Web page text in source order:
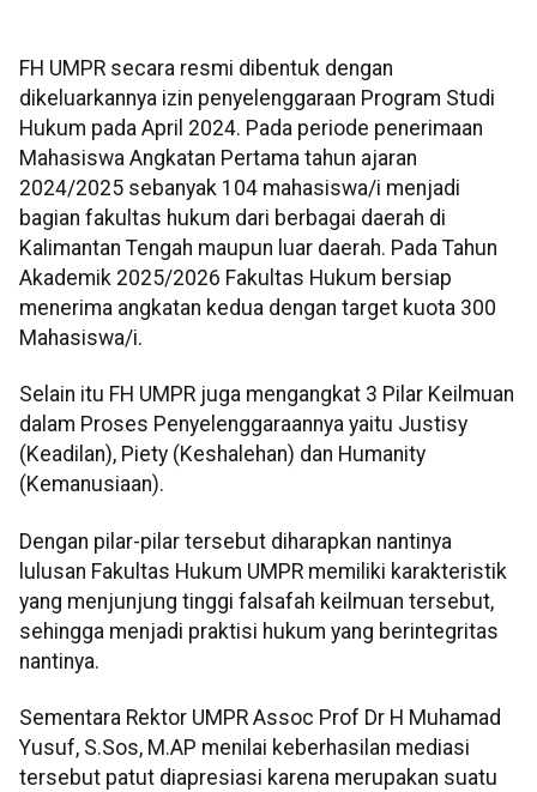
FH UMPR secara resmi dibentuk dengan
dikeluarkannya izin penyelenggaraan Program Studi
Hukum pada April 2024. Pada periode penerimaan
Mahasiswa Angkatan Pertama tahun ajaran
2024/2025 sebanyak 104 mahasiswa/i menjadi
bagian fakultas hukum dari berbagai daerah di
Kalimantan Tengah maupun luar daerah. Pada Tahun
Akademik 2025/2026 Fakultas Hukum bersiap
menerima angkatan kedua dengan target kuota 300
Mahasiswa/i.
Selain itu FH UMPR juga mengangkat 3 Pilar Keilmuan
dalam Proses Penyelenggaraannya yaitu Justisy
(Keadilan), Piety (Keshalehan) dan Humanity
(Kemanusiaan).
Dengan pilar-pilar tersebut diharapkan nantinya
lulusan Fakultas Hukum UMPR memiliki karakteristik
yang menjunjung tinggi falsafah keilmuan tersebut,
sehingga menjadi praktisi hukum yang berintegritas
nantinya.
Sementara Rektor UMPR Assoc Prof Dr H Muhamad
Yusuf, S.Sos, M.AP menilai keberhasilan mediasi
tersebut patut diapresiasi karena merupakan suatu